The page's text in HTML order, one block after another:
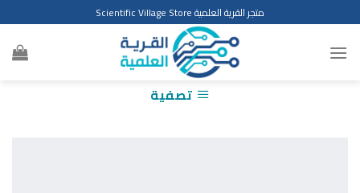
to
content
متجر القرية العلمية Scientific Village Store
تصفية